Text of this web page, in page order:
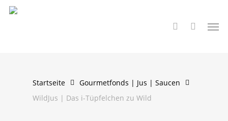
Skip
search
Startseite
Gourmetfonds | Jus | Saucen
WildJus | Das i-Tüpfelchen zu Wild